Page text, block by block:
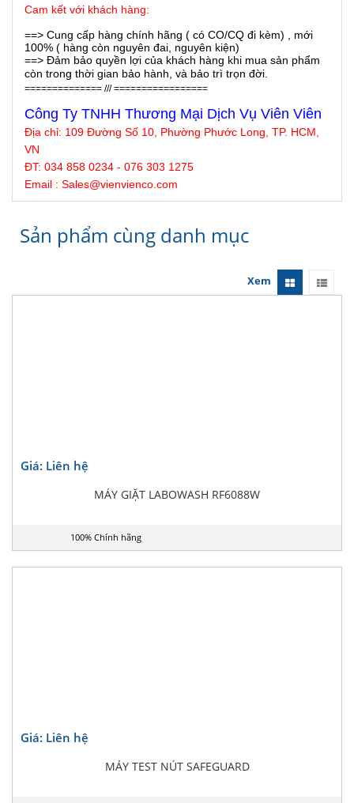
Cam kết với khách hàng:
==> Cung cấp hàng chính hãng ( có CO/CQ đi kèm) , mới
100% ( hàng còn nguyên đai, nguyên kiện)
==> Đảm bảo quyền lợi của khách hàng khi mua sản phẩm
còn trong thời gian bảo hành, và bảo trì trọn đời.
============== /// =================
Công Ty TNHH Thương Mại Dịch Vụ Viên Viên
Địa chỉ: 109 Đường Số 10, Phường Phước Long, TP. HCM,
VN
ĐT: 034 858 0234 - 076 303 1275
Email : Sales@vienvienco .com
Sản phẩm cùng danh mục
Xem
Giá: Liên hệ
MÁY GIẶT LABOWASH RF6088W
100% Chính hãng
Giá: Liên hệ
MÁY TEST NÚT SAFEGUARD